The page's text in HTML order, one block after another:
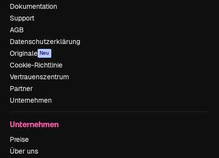
Dokumentation
Support
AGB
Datenschutzerklärung
Originale Neu
Cookie-Richtlinie
Vertrauenszentrum
Partner
Unternehmen
Unternehmen
Preise
Über uns